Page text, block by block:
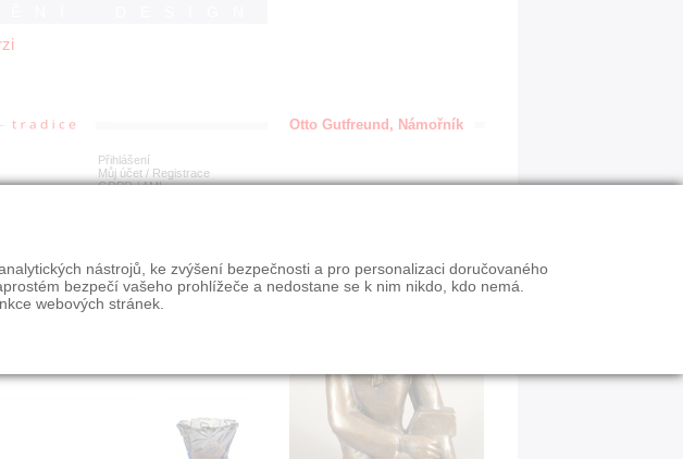
Přihlášení
Můj účet / Registrace
GDPR/AML
Otto Gutfreund, Námořník
nástrojů, ke zvýšení bezpečnosti a pro personalizaci doručovaného
bezpečí vašeho prohlížeče a nedostane se k nim nikdo, kdo nemá.
webových stránek.